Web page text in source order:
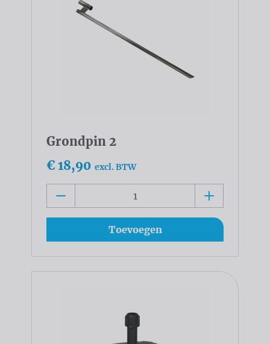
Grondpin 2
€ 18,90 excl. BTW
Toevoegen